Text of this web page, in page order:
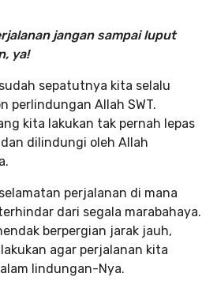
jangan sampai luput
ya!
sepatutnya kita selalu
perlindungan Allah SWT.
kita lakukan tak pernah lepas
dilindungi oleh Allah
perjalanan di mana
dari segala marabahaya.
berpergian jarak jauh,
agar perjalanan kita
lindungan-Nya.